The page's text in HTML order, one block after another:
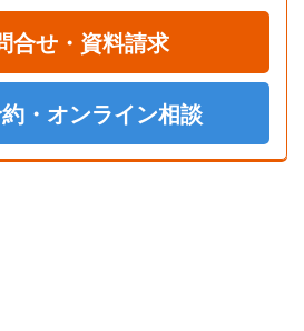
合せ・資料請求
・オンライン相談